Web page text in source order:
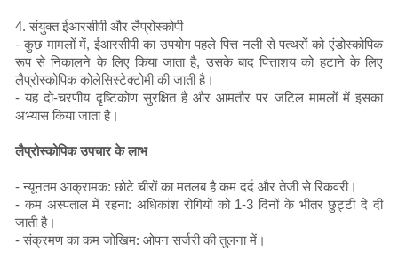
4. संयुक्त ईआरसीपी और लैप्रोस्कोपी
- कुछ मामलों में, ईआरसीपी का उपयोग पहले पित्त नली से पत्थरों को एंडोस्कोपिक
रूप से निकालने के लिए किया जाता है, उसके बाद पित्ताशय को हटाने के लिए
लैप्रोस्कोपिक कोलेसिस्टेक्टोमी की जाती है।
- यह दो-चरणीय दृष्टिकोण सुरक्षित है और आमतौर पर जटिल मामलों में इसका
अभ्यास किया जाता है।
लैप्रोस्कोपिक उपचार के लाभ
- न्यूनतम आक्रामक: छोटे चीरों का मतलब है कम दर्द और तेजी से रिकवरी।
- कम अस्पताल में रहना: अधिकांश रोगियों को 1-3 दिनों के भीतर छुट्टी दे दी
जाती है।
- संक्रमण का कम जोखिम: ओपन सर्जरी की तुलना में।